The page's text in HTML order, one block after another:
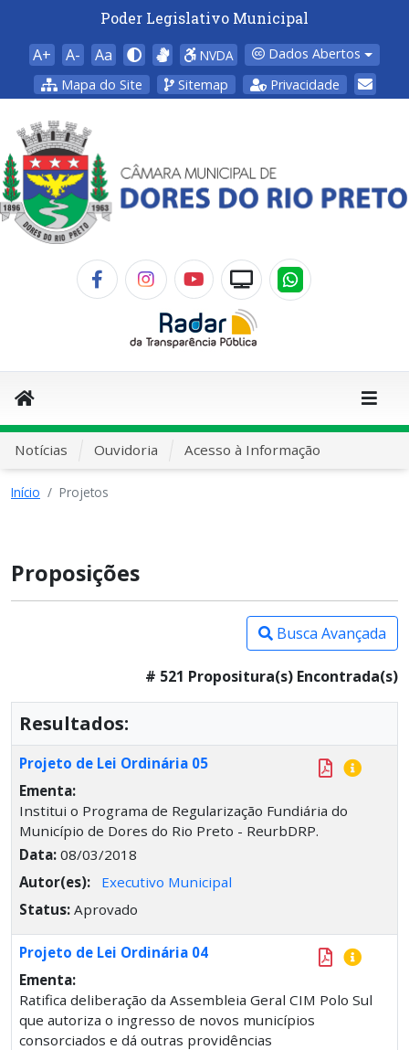
Poder Legislativo Municipal
A+ A- Aa NVDA
Dados Abertos
Mapa do Site
Sitemap Privacidade
Notícias Ouvidoria Acesso à Informação
Início Projetos
Proposições
Busca Avançada
# 521 Propositura(s) Encontrada(s)
Resultados:
Projeto de Lei Ordinária 05
Ementa:
Institui o Programa de Regularização Fundiária do
Município de Dores do Rio Preto - ReurbDRP.
Data: 08/03/2018
Autor(es):
Executivo Municipal
Status: Aprovado
Projeto de Lei Ordinária 04
Ementa:
Ratifica deliberação da Assembleia Geral CIM Polo Sul
que autoriza o ingresso de novos municípios
consorciados e dá outras providências